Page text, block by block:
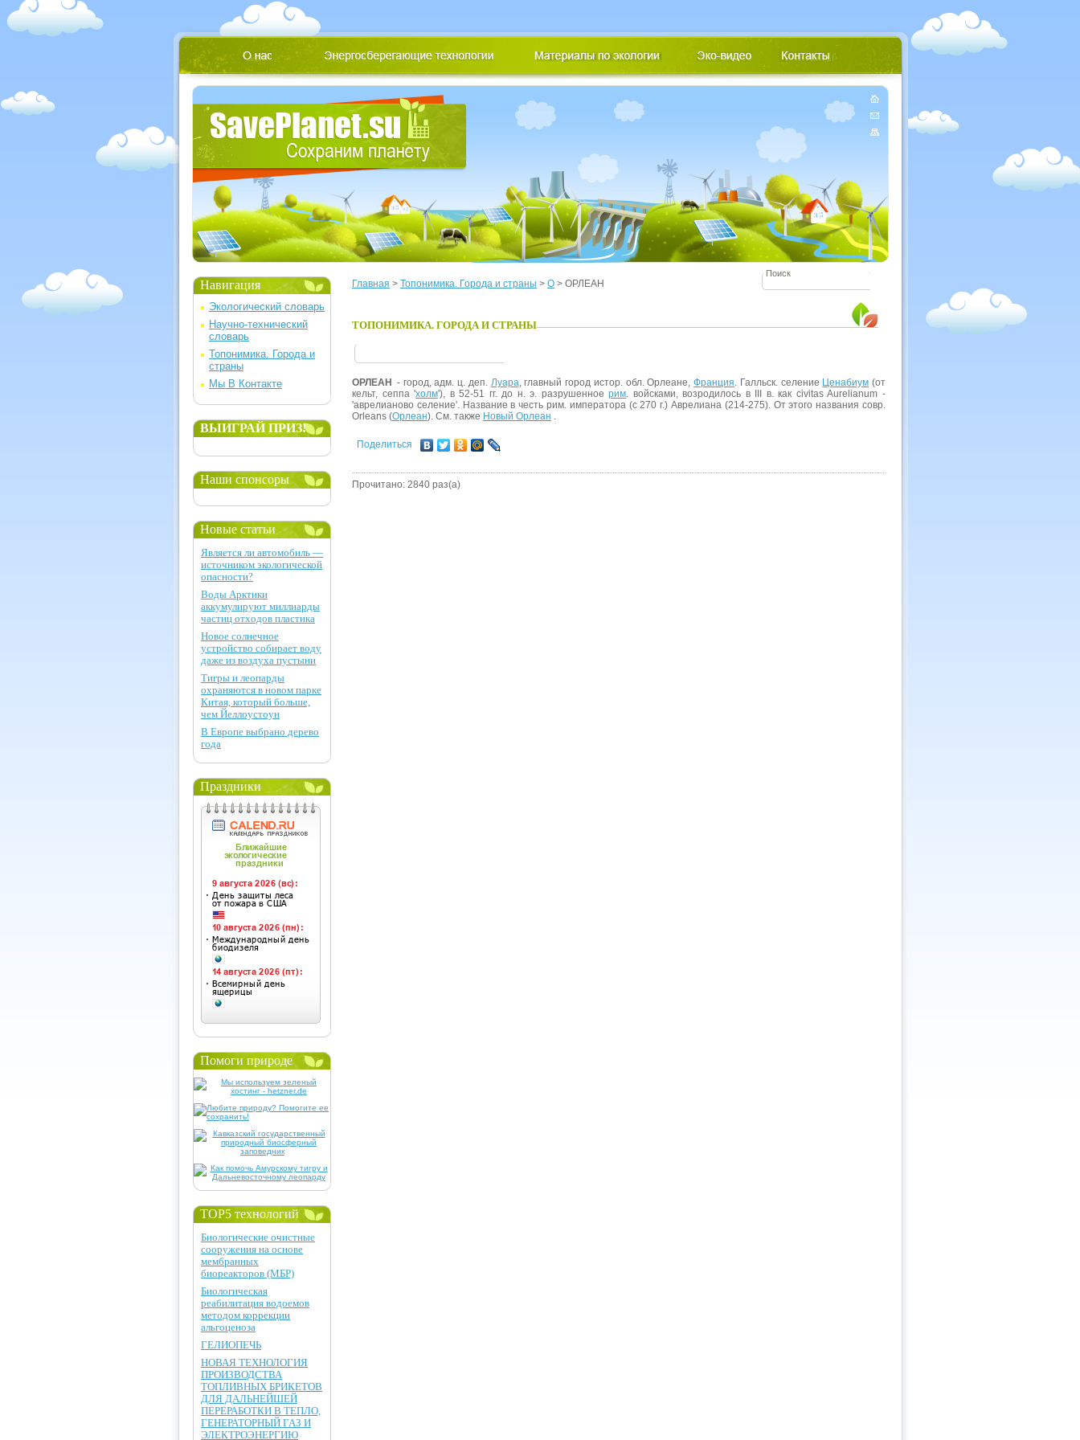
Главная > Топонимика. Города и страны > О > ОРЛЕАН
ТОПОНИМИКА. ГОРОДА И СТРАНЫ
ОРЛЕАН - город, адм. ц. деп. Луара, главный город истор. обл. Орлеане,Франция. Галльск. селение Ценабиум (от
кельт, сеппа 'холм'), в 52-51 гг. до н. э. разрушенноерим. войсками, возродилось в III в. как civitas Aurelianum -
'аврелианово селение'. Название в честь рим. императора (с 270 г.) Аврелиана (214-275). От этого названия совр.
Orleans (Орлеан). См. также Новый Орлеан .
Поделиться
Прочитано: 2840 раз(а)
Навигация
Экологический словарь
Научно-технический
словарь
Топонимика. Города и
страны
Мы В Контакте
ВЫИГРАЙ ПРИЗ!
Наши спонсоры
Новые статьи
Является ли автомобиль —
источником экологической
опасности?
Воды Арктики
аккумулируют миллиарды
частиц отходов пластика
Новое солнечное
устройство собирает воду
даже из воздуха пустыни
Тигры и леопарды
охраняются в новом парке
Китая, который больше,
чем Йеллоустоун
В Европе выбрано дерево
года
Праздники
Помоги природе
TOP5 технологий
Биологические очистные
сооружения на основе
мембранных
биореакторов (МБР)
Биологическая
реабилитация водоемов
методом коррекции
альгоценоза
ГЕЛИОПЕЧЬ
НОВАЯ ТЕХНОЛОГИЯ
ПРОИЗВОДСТВА
ТОПЛИВНЫХ БРИКЕТОВ
ДЛЯ ДАЛЬНЕЙШЕЙ
ПЕРЕРАБОТКИ В ТЕПЛО,
ГЕНЕРАТОРНЫЙ ГАЗ И
ЭЛЕКТРОЭНЕРГИЮ